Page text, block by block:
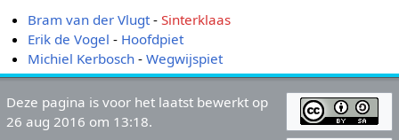
Bram van der Vlugt -Sinterklaas
Erik de Vogel - Hoofdpiet
Michiel Kerbosch -Wegwijspiet
Deze pagina is voor het laatst bewerkt op
26 aug 2016 om 13:18.